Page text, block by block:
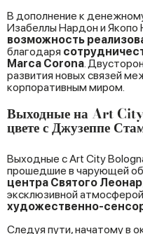
В дополнение к
Изабеллы Нардон и Якопо
возможность
благодаря
Marca Corona.
развития новых связей
корпоративным миром.
Выходные на Art
цвете с Джузеппе
Выходные с Art City
прошедшие в чарующей
центра Святого
эксклюзивной
художественно-
Следуя пути, начатому в